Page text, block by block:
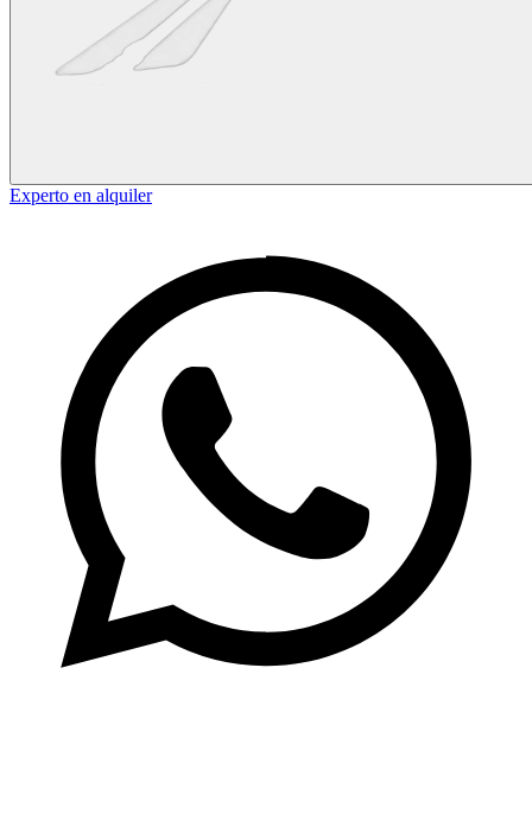
Experto en alquiler